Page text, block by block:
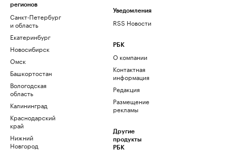
регионов
Санкт-Петербург
и область
Екатеринбург
Новосибирск
Омск
Башкортостан
Вологодская
область
Калининград
Краснодарский
край
Нижний
Новгород
Уведомления
RSS Новости
РБК
О компании
Контактная
информация
Редакция
Размещение
рекламы
Другие
продукты
РБК